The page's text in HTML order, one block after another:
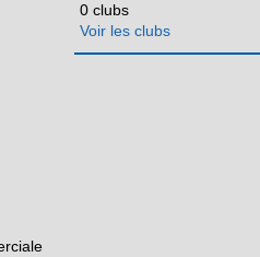
0 clubs
Voir les clubs